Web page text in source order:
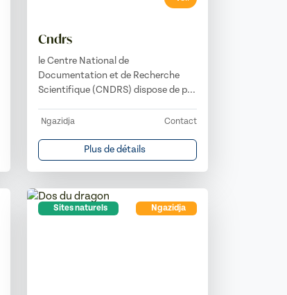
Cndrs
le Centre National de
Documentation et de Recherche
Scientifique (CNDRS) dispose de p...
Ngazidja Contact
Plus de détails
Sites naturels Ngazidja